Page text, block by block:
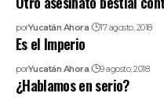
porYucatán Ahora 17 agosto, 2018
Es el Imperio
porYucatán Ahora 9 agosto, 2018
¿Hablamos en serio?